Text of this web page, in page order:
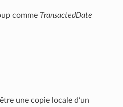
comme TransactedDate
une copie locale d’un